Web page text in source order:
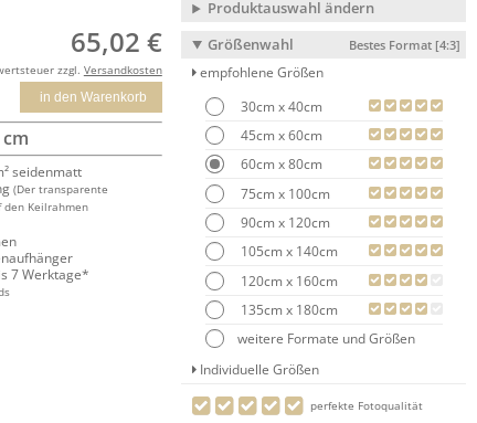
65,02 €
zzgl. Versandkosten
in den Warenkorb
seidenmatt
(Der transparente
den Keilrahmen
7 Werktage*
Produktauswahl ändern
Größenwahl
Bestes Format [4:3]
empfohlene Größen
30cm x 40cm
45cm x 60cm
60cm x 80cm
75cm x 100cm
90cm x 120cm
105cm x 140cm
120cm x 160cm
135cm x 180cm
weitere Formate und Größen
Individuelle Größen
perfekte Fotoqualität